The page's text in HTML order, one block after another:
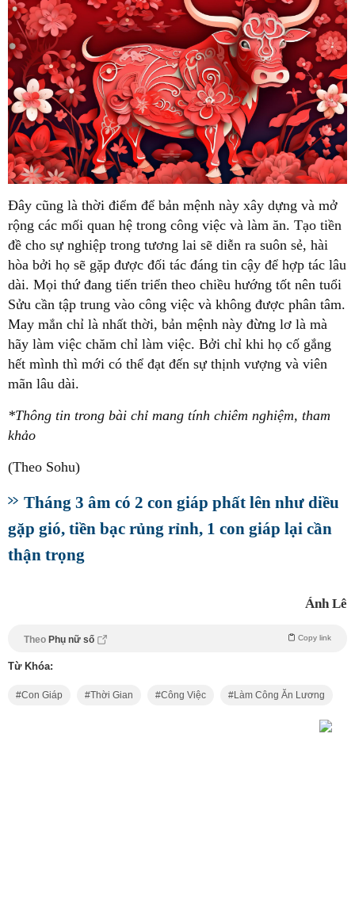
Đây cũng là thời điểm để bản mệnh này xây dựng và mở
rộng các mối quan hệ trong công việc và làm ăn. Tạo tiền
đề cho sự nghiệp trong tương lai sẽ diễn ra suôn sẻ, hài
hòa bởi họ sẽ gặp được đối tác đáng tin cậy để hợp tác lâu
dài. Mọi thứ đang tiến triển theo chiều hướng tốt nên tuổi
Sửu cần tập trung vào công việc và không được phân tâm.
May mắn chỉ là nhất thời, bản mệnh này đừng lơ là mà
hãy làm việc chăm chỉ làm việc. Bởi chỉ khi họ cố gắng
hết mình thì mới có thể đạt đến sự thịnh vượng và viên
mãn lâu dài.
*Thông tin trong bài chỉ mang tính chiêm nghiệm, tham
khảo
(Theo Sohu)
Tháng 3 âm có 2 con giáp phất lên như diều
gặp gió, tiền bạc rủng rỉnh, 1 con giáp lại cần
thận trọng
Ánh Lê
Theo Phụ nữ số Copy link
Từ Khóa:
Con Giáp Thời Gian Công Việc Làm Công Ăn Lương